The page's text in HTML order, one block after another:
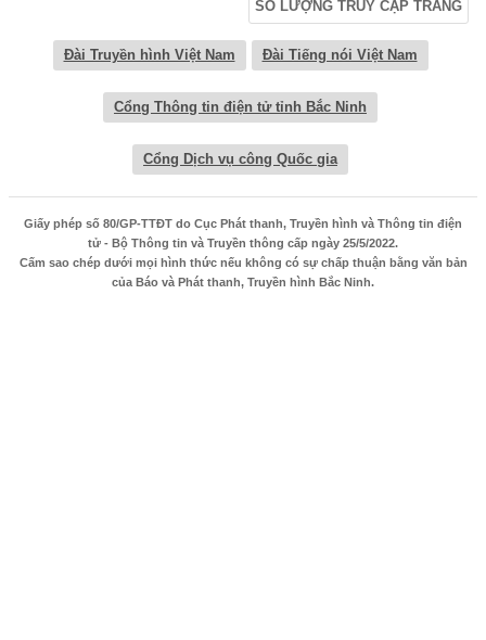
SỐ LƯỢNG TRUY CẬP TRANG
Đài Truyền hình Việt Nam Đài Tiếng nói Việt Nam
Cổng Thông tin điện tử tỉnh Bắc Ninh
Cổng Dịch vụ công Quốc gia
Giấy phép số 80/GP-TTĐT do Cục Phát thanh, Truyền hình và Thông tin điện
tử - Bộ Thông tin và Truyền thông cấp ngày 25/5/2022.
Cấm sao chép dưới mọi hình thức nếu không có sự chấp thuận bằng văn bản
của Báo và Phát thanh, Truyền hình Bắc Ninh.